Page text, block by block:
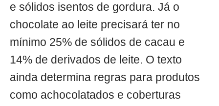
e sólidos isentos de gordura. Já o
chocolate ao leite precisará ter no
mínimo 25% de sólidos de cacau e
14% de derivados de leite. O texto
ainda determina regras para produtos
como achocolatados e coberturas